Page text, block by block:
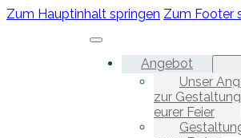
Zum Hauptinhalt springen Zum Footer
Angebot
Unser
zur Gestaltung
eurer Feier